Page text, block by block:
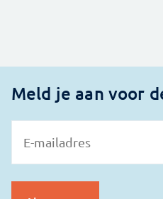
Meld je aan voor